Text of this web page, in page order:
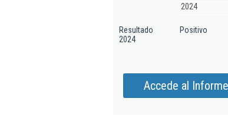
2024
Resultado
2024
Positivo
Accede al